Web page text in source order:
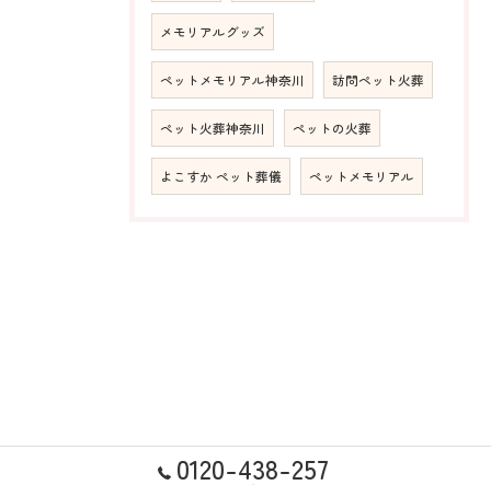
メモリアルグッズ
ペットメモリアル神奈川 訪問ペット火葬
ペット火葬神奈川 ペットの火葬
よこすか ペット葬儀 ペットメモリアル
0120-438-257